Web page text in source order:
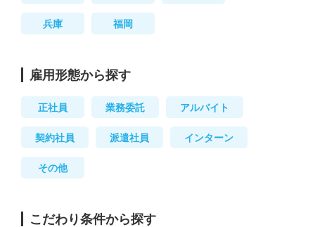
兵庫 福岡
雇用形態から探す
正社員 業務委託 アルバイト
契約社員 派遣社員 インターン
その他
こだわり条件から探す